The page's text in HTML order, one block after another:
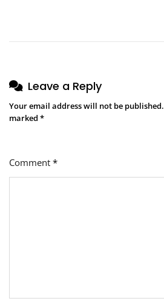
Leave a Reply
Your email address will not be published.
marked *
Comment *